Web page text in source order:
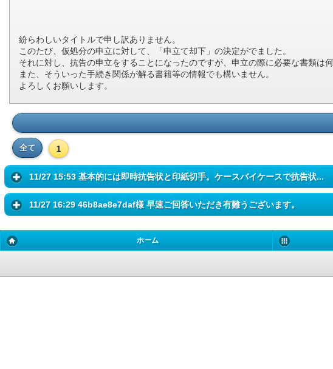
紛らわしいタイトルで申し訳ありません。
このたび、仮処分の申立に対して、「申立て却下」の決定がでました。
それに対し、抗告の申立をすることになったのですが、申立の際に必要な書類
また、そういった手続き関係が解る書籍等の情報でも構いません。
よろしくお願いします。
全て 1
11/27 15:53 基本的には即時抗告状と印紙切手。ケースバイケースで抗告状...
11/27 16:29 46b8ae8e7daf様 早速ご回答いただき有難うございます。
ホーム